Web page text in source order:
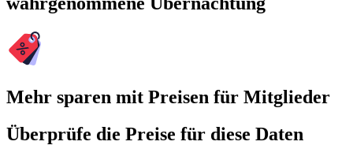
Mehr sparen mit Preisen für Mitglieder
Überprüfe die Preise für diese Daten